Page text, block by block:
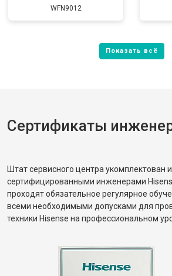
WFN9012
Сертификаты
Штат сервисного центра укомплектован
сертифицированными инженерами
проходят обязательное регулярное
всеми необходимыми допусками для
техники Hisense на профессиональном